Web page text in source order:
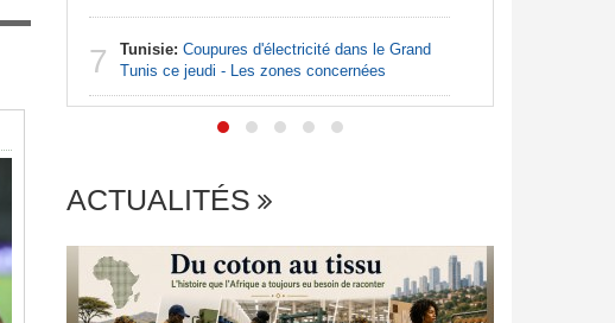
7 Tunisie: Coupures d'électricité dans le Grand
Tunis ce jeudi - Les zones concernées
ACTUALITÉS